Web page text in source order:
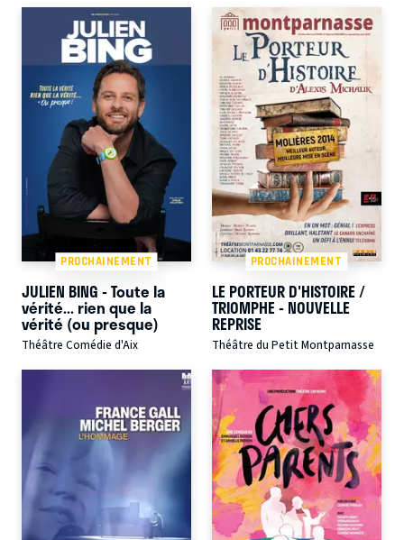
PROCHAINEMENT
JULIEN BING - Toute la
vérité... rien que la
vérité (ou presque)
Théâtre Comédie d'Aix
PROCHAINEMENT
LE PORTEUR D'HISTOIRE /
TRIOMPHE - NOUVELLE
REPRISE
Théâtre du Petit Montparnasse